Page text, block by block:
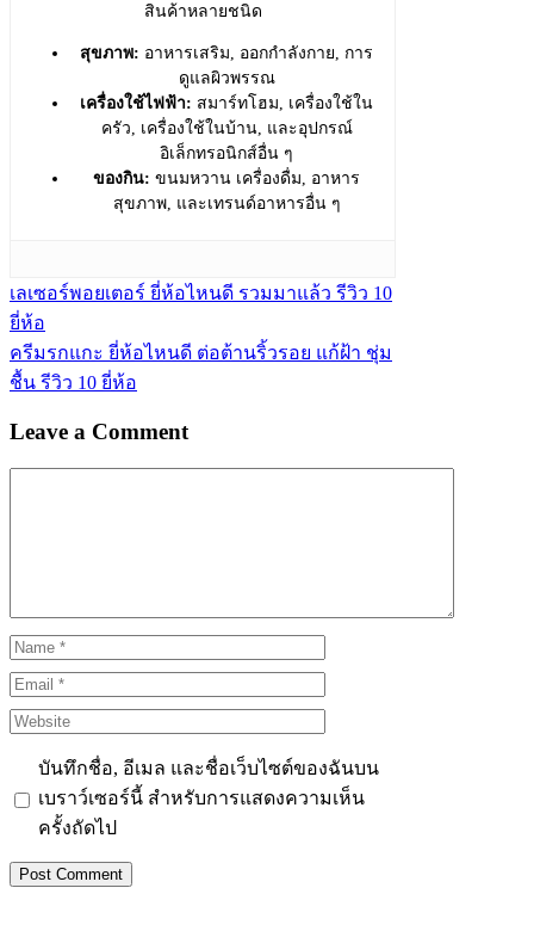
สินค้าหลายชนิด
สุขภาพ: อาหารเสริม, ออกกำลังกาย, การ
ดูแลผิวพรรณ
เครื่องใช้ไฟฟ้า: สมาร์ทโฮม, เครื่องใช้ใน
ครัว, เครื่องใช้ในบ้าน, และอุปกรณ์
อิเล็กทรอนิกส์อื่น ๆ
ของกิน: ขนมหวาน เครื่องดื่ม, อาหาร
สุขภาพ, และเทรนด์อาหารอื่น ๆ
เลเซอร์พอยเตอร์ ยี่ห้อไหนดี รวมมาแล้ว รีวิว 10
ยี่ห้อ
ครีมรกแกะ ยี่ห้อไหนดี ต่อต้านริ้วรอย แก้ฝ้า ชุ่ม
ชื้น รีวิว 10 ยี่ห้อ
Leave a Comment
Name
Email
Website
บันทึกชื่อ, อีเมล และชื่อเว็บไซต์ของฉันบน
เบราว์เซอร์นี้ สำหรับการแสดงความเห็น
ครั้งถัดไป